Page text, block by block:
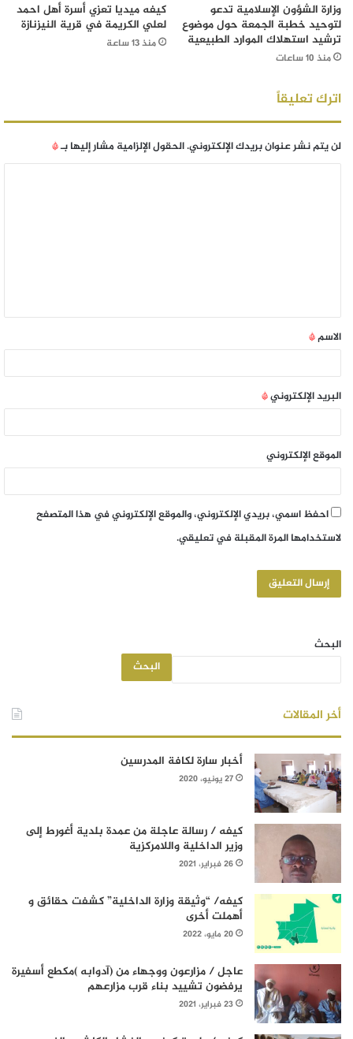
وزارة الشؤون الإسلامية تدعو
لتوحيد خطبة الجمعة حول موضوع
ترشيد استهلاك الموارد الطبيعية
منذ 10 ساعات
كيفه ميديا تعزي أسرة أهل احمد
لعلي الكريمة في قرية النيزنازة
منذ 13 ساعة
اترك تعليقاً
لن يتم نشر عنوان بريدك الإلكتروني.الحقول الإلزامية مشار إليها بـ*
الاسم*
البريد الإلكتروني*
الموقع الإلكتروني
احفظ اسمي، بريدي الإلكتروني، والموقع الإلكتروني في هذا المتصفح
لاستخدامها المرة المقبلة في تعليقي.
البحث
البحث
أخر المقالات
أخبار سارة لكافة المدرسين
27 يونيو، 2020
كيفه / رسالة عاجلة من عمدة بلدية أغورط إلى
وزير الداخلية واللامركزية
26 فبراير، 2021
كيفه/ “وثيقة وزارة الداخلية” كشفت حقائق و
أهملت أخرى
20 مايو، 2022
عاجل / مزارعون ووجهاء من (آدوابه )مكطع أسفيرة
يرفضون تشييد بناء قرب مزارعهم
23 فبراير، 2021